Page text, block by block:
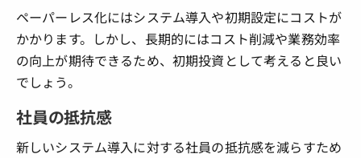
ペーパーレス化にはシステム導入や初期設定にコストが
かかります。しかし、長期的にはコスト削減や業務効率
の向上が期待できるため、初期投資として考えると良い
でしょう。
社員の抵抗感
新しいシステム導入に対する社員の抵抗感を減らすため